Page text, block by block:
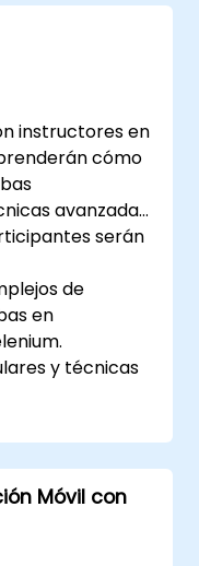
de
y reutilizables
instructores en
cómo
avanzadas
serán
de
en
y técnicas
detienen la
objetos web.
datos desde
para pruebas
Móvil con